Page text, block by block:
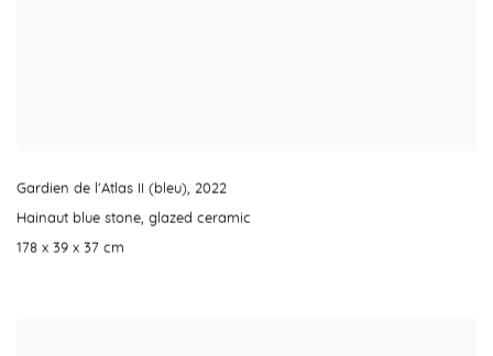
Gardien de l'Atlas II (bleu), 2022
Hainaut blue stone, glazed ceramic
178 x 39 x 37 cm